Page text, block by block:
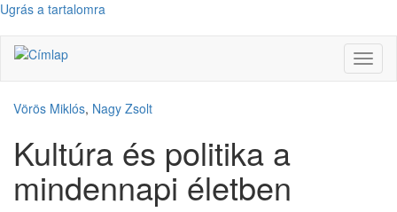
Ugrás a tartalomra
Vörös Miklós, Nagy Zsolt
Kultúra és politika a
mindennapi életben